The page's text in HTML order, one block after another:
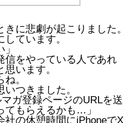
に悲劇が起こりました。
ています。
信をやっている人であれ
います。
。
つきました。
ガ登録ページのURLを送
てもらえるかも…」
社の休憩時間にiPhoneでX